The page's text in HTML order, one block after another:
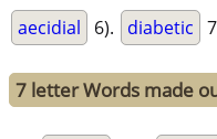
aecidial 6). diabetic
7 letter Words made